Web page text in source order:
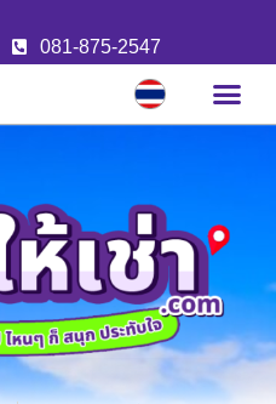
081-875-2547